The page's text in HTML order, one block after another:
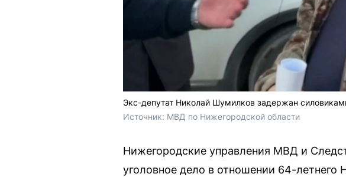
Экс-депутат Николай Шумилков задержан
Источник: МВД по Нижегородской области
Нижегородские управления МВД и
уголовное дело в отношении 64-